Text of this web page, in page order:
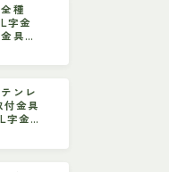
種
字金
具な
ンレ
付金具
字金具